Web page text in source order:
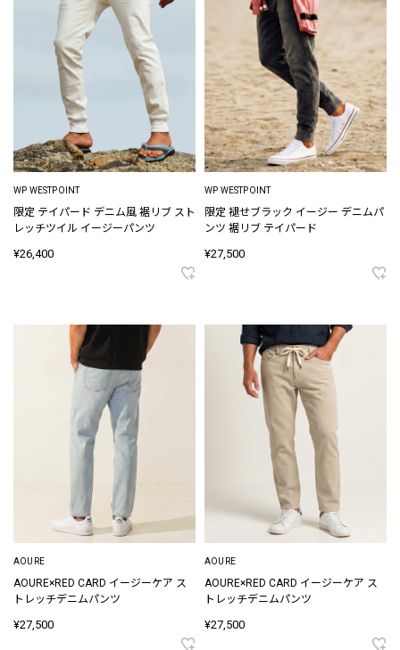
WP WESTPOINT
限定 テイパード デニム風 裾リブ スト
レッチツイル イージーパンツ
¥26,400
WP WESTPOINT
限定 褪せブラック イージー デニムパ
ンツ 裾リブ テイパード
¥27,500
AOURE
AOURE×RED CARD イージーケア ス
トレッチデニムパンツ
¥27,500
AOURE
AOURE×RED CARD イージーケア ス
トレッチデニムパンツ
¥27,500